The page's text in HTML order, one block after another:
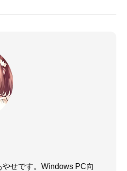
せです。Windows PC向